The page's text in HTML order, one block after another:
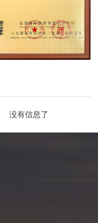
没有信息了